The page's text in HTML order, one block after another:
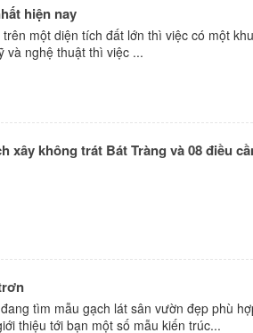
hiện nay
một diện tích đất lớn thì việc có một
và nghệ thuật thì việc ...
xây không trát Bát Tràng và 08 điều
tìm mẫu gạch lát sân vườn đẹp phù
thiệu tới bạn một số mẫu kiến trúc...